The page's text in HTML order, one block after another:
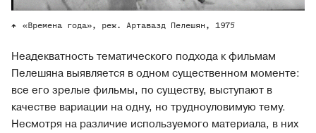
«Времена года», реж. Артавазд Пелешян, 1975
Неадекватность тематического подхода к фильмам
Пелешяна выявляется в одном существенном моменте:
все его зрелые фильмы, по существу, выступают в
качестве вариации на одну, но трудноуловимую тему.
Несмотря на различие используемого материала, в них